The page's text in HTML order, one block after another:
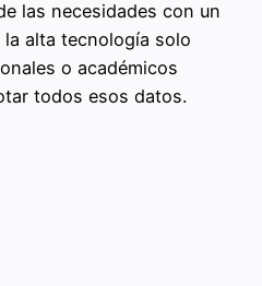
las necesidades con un
alta tecnología solo
o académicos
todos esos datos.